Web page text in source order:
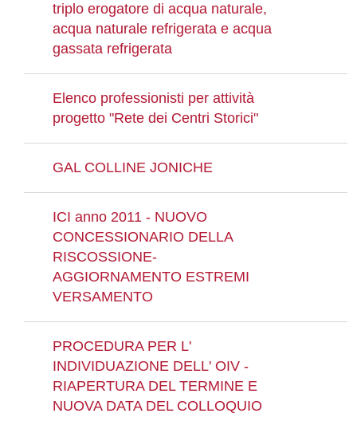
triplo erogatore di acqua naturale,
acqua naturale refrigerata e acqua
gassata refrigerata
Elenco professionisti per attività
progetto "Rete dei Centri Storici"
GAL COLLINE JONICHE
ICI anno 2011 - NUOVO
CONCESSIONARIO DELLA
RISCOSSIONE-
AGGIORNAMENTO ESTREMI
VERSAMENTO
PROCEDURA PER L'
INDIVIDUAZIONE DELL' OIV -
RIAPERTURA DEL TERMINE E
NUOVA DATA DEL COLLOQUIO